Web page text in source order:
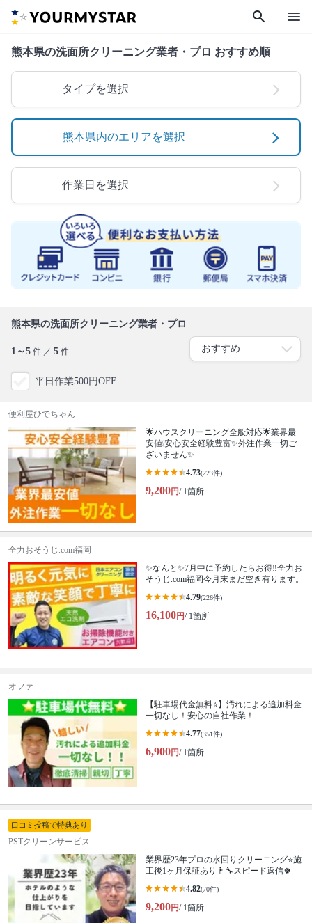
search menu
熊本県の洗面所クリーニング業者・プロ おすすめ順
タイプを選択
熊本県内のエリアを選択
作業日を選択
熊本県の洗面所クリーニング業者・プロ
1～5 件 ／ 5 件
平日作業500円OFF
便利屋ひでちゃん
🌟ハウスクリーニング全般対応🌟業界最
安値❕安心安全経験豊富✨外注作業一切ご
ざいません✨
4.73(223件)
9,200円/ 1箇所
全力おそうじ.com福岡
✨なんと✨7月中に予約したらお得‼️全力お
そうじ.com福岡今月末まだ空き有ります。
4.79(226件)
16,100円/ 1箇所
オファ
【駐車場代金無料⭐️】汚れによる追加料金
一切なし！安心の自社作業！
4.77(351件)
6,900円/ 1箇所
口コミ投稿で特典あり
PSTクリーンサービス
業界歴23年プロの水回りクリーニング⭐️施
工後1ヶ月保証あり👨‍🔧スピード返信🍀
4.82(70件)
9,200円/ 1箇所